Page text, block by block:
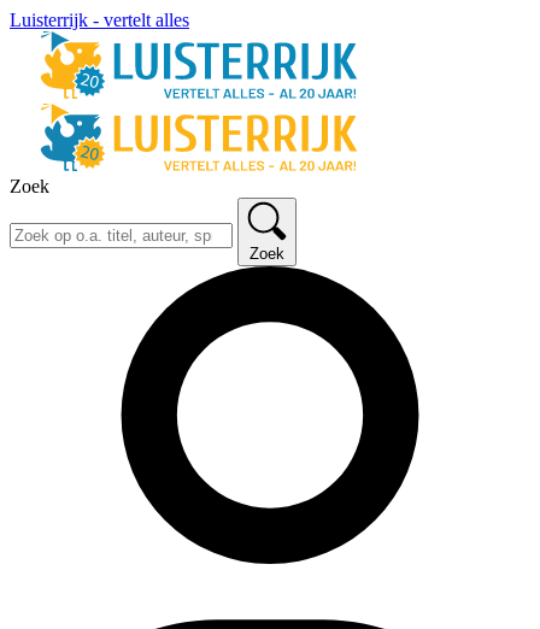
Luisterrijk - vertelt alles
Zoek
Zoek